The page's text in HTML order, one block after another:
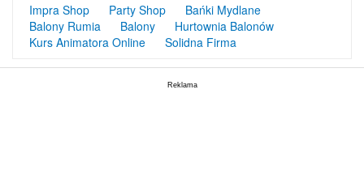
Impra Shop
Party Shop
Bańki Mydlane
Balony Rumia
Balony
Hurtownia Balonów
Kurs Animatora Online
Solidna Firma